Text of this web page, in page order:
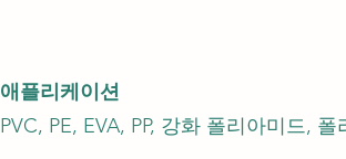
애플리케이션
PVC, PE, EVA, PP, 강화 폴리아미드,